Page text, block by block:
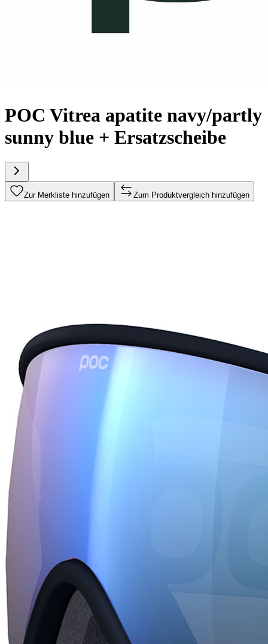
POC Vitrea apatite navy/partly
sunny blue + Ersatzscheibe
Zur Merkliste hinzufügen Zum Produktvergleich hinzufügen